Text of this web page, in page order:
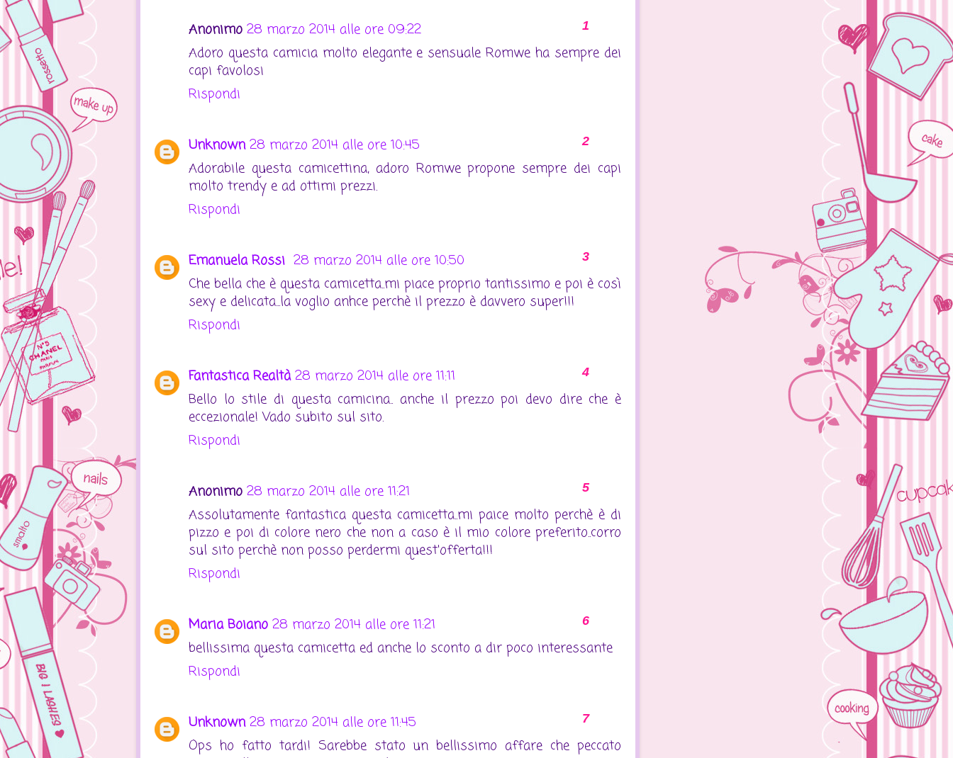
Anonimo 28 marzo 2014 alle ore 09:22
Adoro questa camicia molto elegante e sensuale Romwe ha sempre dei
capi favolosi
Rispondi
Unknown 28 marzo 2014 alle ore 10:45
Adorabile questa camicettina, adoro Romwe propone sempre dei capi
molto trendy e ad ottimi prezzi.
Rispondi
Emanuela Rossi 28 marzo 2014 alle ore 10:50
Che bella che è questa camicetta..mi piace proprio tantissimo e poi è così
sexy e delicata...la voglio anhce perchè il prezzo è davvero super!!!
Rispondi
Fantastica Realtà 28 marzo 2014 alle ore 11:11
Bello lo stile di questa camicina.. anche il prezzo poi devo dire che è
eccezionale! Vado subito sul sito.
Rispondi
Anonimo 28 marzo 2014 alle ore 11:21
Assolutamente fantastica questa camicetta..mi paice molto perchè è di
pizzo e poi di colore nero che non a caso è il mio colore preferito..corro
sul sito perchè non posso perdermi quest'offerta!!!
Rispondi
Maria Boiano 28 marzo 2014 alle ore 11:21
bellissima questa camicetta ed anche lo sconto a dir poco interessante
Rispondi
Unknown 28 marzo 2014 alle ore 11:45
Ops ho fatto tardi! Sarebbe stato un bellissimo affare che peccato